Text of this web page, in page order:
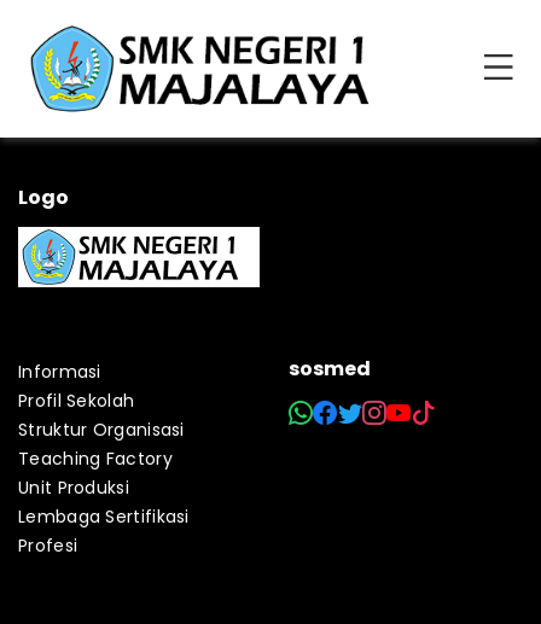
Logo
Informasi
Profil Sekolah
Struktur Organisasi
Teaching Factory
Unit Produksi
Lembaga Sertifikasi
Profesi
sosmed